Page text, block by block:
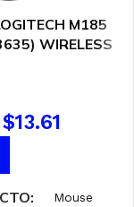
M185
WIRELESS
$13.61
CARRITO
Mouse